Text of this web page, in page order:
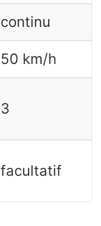
continu
50 km/h
3
facultatif